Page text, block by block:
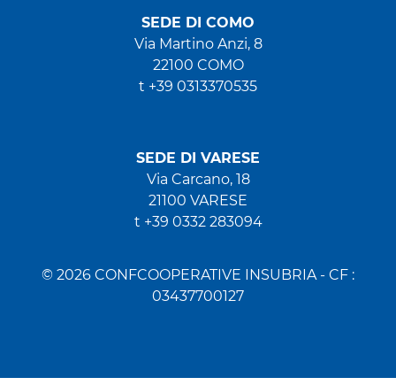
SEDE DI COMO
Via Martino Anzi, 8
22100 COMO
t +39 0313370535
SEDE DI VARESE
Via Carcano, 18
21100 VARESE
t +39 0332 283094
© 2026 CONFCOOPERATIVE INSUBRIA - CF :
03437700127